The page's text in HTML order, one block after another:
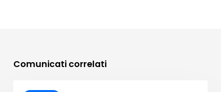
Comunicati correlati